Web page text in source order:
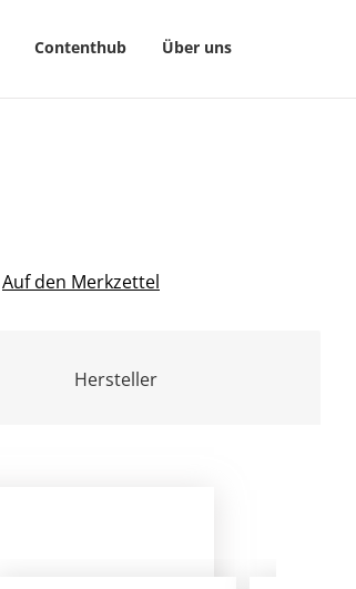
Contenthub Über uns
Auf den Merkzettel
Hersteller